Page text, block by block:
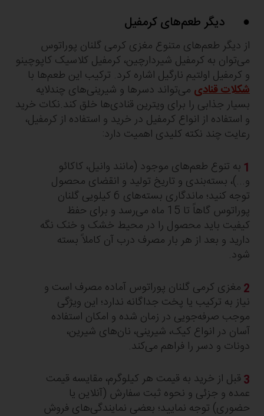
● دیگر طعم‌های کرمفیل
از دیگر طعم‌های متنوع مغزی کرمی گلنان پوراتوس
می‌توان به کرمفیل شیردارچین، کرمفیل کلاسیک کاپوچینو
و کرمفیل اولتیم نارگیل اشاره کرد. ترکیب این طعم‌ها با
شکلات قنادی می‌تواند دسرها و شیرینی‌های چندلایه
بسیار جذابی را برای ویترین قنادی‌ها خلق کند.نکات خرید
و استفاده از انواع کرمفیل در خرید و استفاده از کرمفیل،
رعایت چند نکته کلیدی اهمیت دارد:
به تنوع طعم‌های موجود (مانند وانیل، کاکائو
و...)، بسته‌بندی و تاریخ تولید و انقضای محصول
توجه کنید؛ ماندگاری بسته‌های 6 کیلویی گلنان
پوراتوس گاهاً تا 15 ماه می‌رسد و برای حفظ
کیفیت باید محصول را در محیط خشک و خنک نگه‌
دارید و بعد از هر بار مصرف درب آن کاملاً بسته
شود.​
مغزی کرمی گلنان پوراتوس آماده مصرف است و
نیاز به ترکیب یا پخت جداگانه ندارد؛ این ویژگی
موجب صرفه‌جویی در زمان شد‌ه و امکان استفاده
آسان در انواع کیک، شیرینی، نان‌های شیرین،
دونات و دسر را فراهم می‌کند.​
قبل از خرید به قیمت هر کیلوگرم، مقایسه قیمت
عمده و جزئی و نحوه ثبت سفارش (آنلاین یا
حضوری) توجه نمایید؛ بعضی نمایندگی‌های فروش